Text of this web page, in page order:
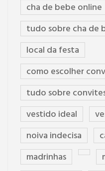
cha de bebe online
tudo sobre cha de
local da festa
como escolher
tudo sobre
vestido ideal
noiva indecisa
madrinhas